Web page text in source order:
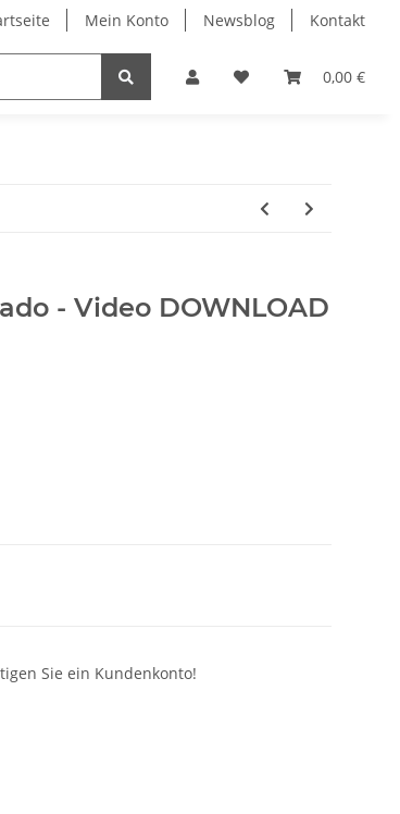
Mein Konto Newsblog Kontakt
0,00 €
- Video DOWNLOAD
Sie ein Kundenkonto!